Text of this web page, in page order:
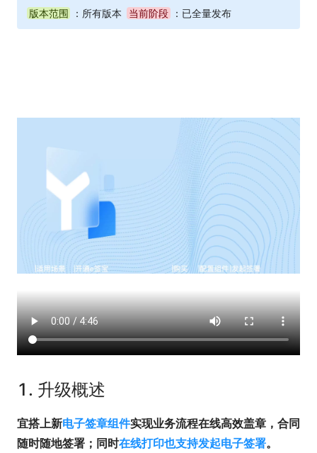
版本范围 ：所有版本 当前阶段 ：已全量发布
1. 升级概述
宜搭上新电子签章组件实现业务流程在线高效盖章，合同
随时随地签署；同时在线打印也支持发起电子签署。